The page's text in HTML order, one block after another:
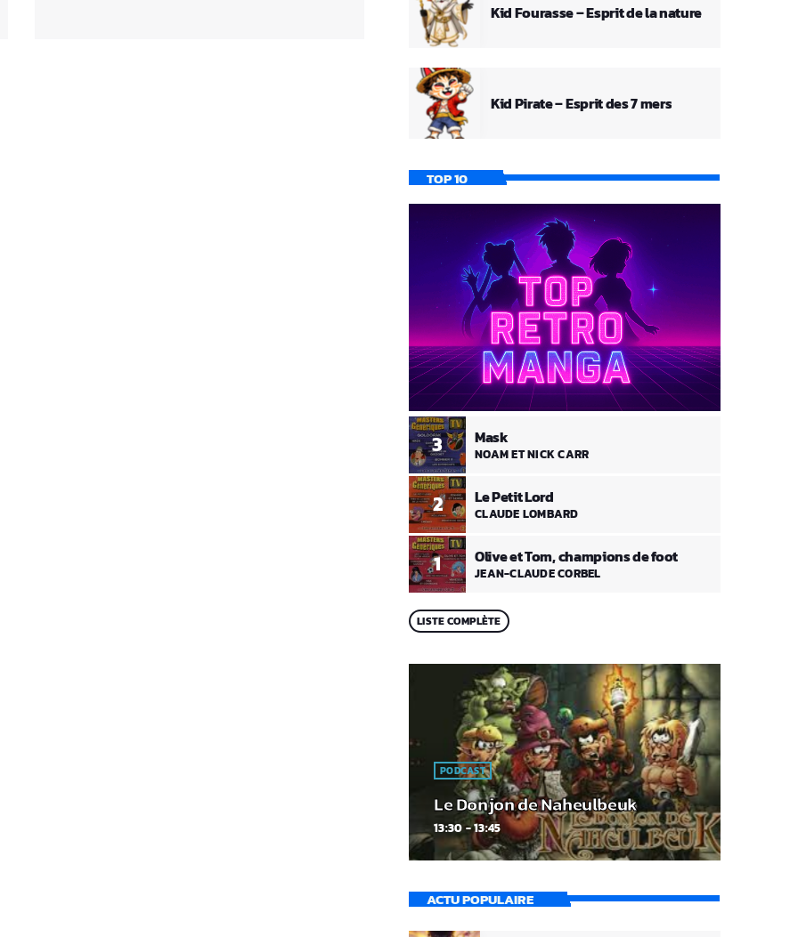
Kid Fourasse – Esprit de la nature
Kid Pirate – Esprit des 7 mers
TOP 10
1 Olive et Tom, champions de foot
JEAN-CLAUDE CORBEL
2 Le Petit Lord
CLAUDE LOMBARD
3 Mask
NOAM ET NICK CARR
LISTE COMPLÈTE
PODCAST
Le Donjon de Naheulbeuk
13:30 - 13:45
ACTU POPULAIRE